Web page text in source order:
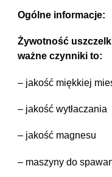
Ogólne informacje:
Żywotność
ważne czynniki to:
– jakość miękkiej
– jakość wytłaczania
– jakość magnesu
– maszyny do